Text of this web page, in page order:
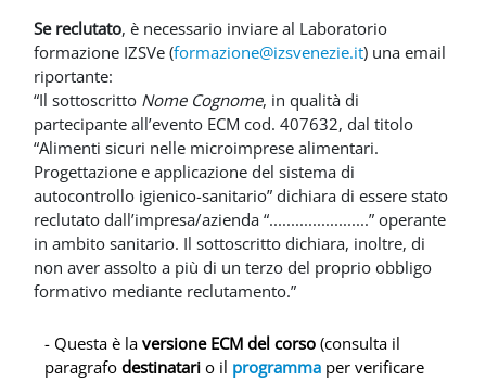
Se reclutato, è necessario inviare al Laboratorio
formazione IZSVe (formazione@izsvenezie.it) una email
riportante:
“Il sottoscritto Nome Cognome, in qualità di
partecipante all’evento ECM cod. 407632, dal titolo
“Alimenti sicuri nelle microimprese alimentari.
Progettazione e applicazione del sistema di
autocontrollo igienico-sanitario” dichiara di essere stato
reclutato dall’impresa/azienda “.......................” operante
in ambito sanitario. Il sottoscritto dichiara, inoltre, di
non aver assolto a più di un terzo del proprio obbligo
formativo mediante reclutamento.”
- Questa è la versione ECM del corso (consulta il
paragrafo destinatari o il programma per verificare